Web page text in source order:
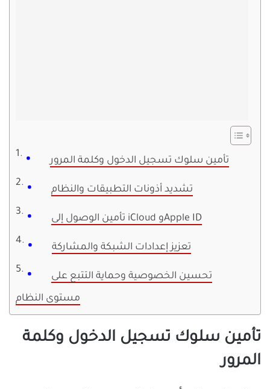
تأمين سلوك تسجيل الدخول وكلمة المرور
تشديد أذونات التطبيقات والنظام
تأمين الوصول إلى iCloud وApple ID
تعزيز إعدادات الشبكة والمشاركة
تحسين الخصوصية وحماية التتبع على
مستوى النظام
تأمين سلوك تسجيل الدخول وكلمة
المرور